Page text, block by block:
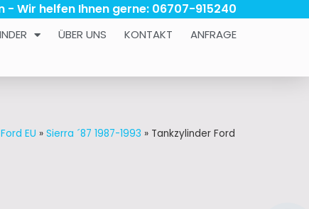
- Wir helfen Ihnen gerne: 06707-915240
ÜBER UNS KONTAKT ANFRAGE
EU » Sierra ´87 1987-1993 » Tankzylinder Ford